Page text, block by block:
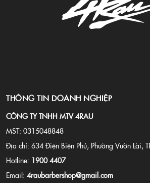
THÔNG TIN DOANH NGHIỆP
CÔNG TY TNHH MTV 4RAU
MST: 0315048848
Địa chỉ: 634 Điện Biên Phủ, Phường Vườn Lài,
Hotline: 1900 4407
Email: 4raubarbershop@gmail.com